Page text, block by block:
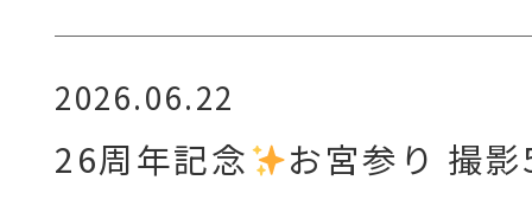
2026.06.22
26周年記念 お宮参り 撮